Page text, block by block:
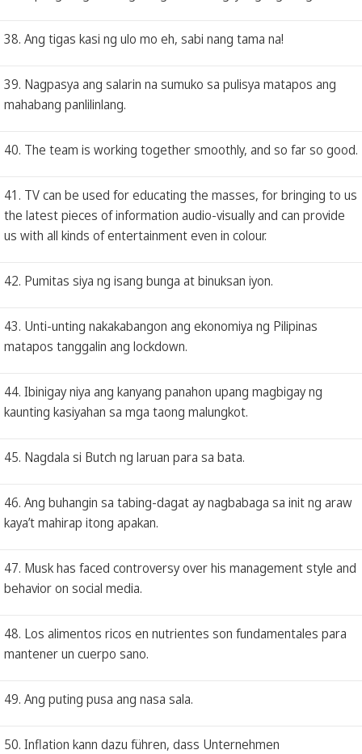
38. Ang tigas kasi ng ulo mo eh, sabi nang tama na!
39. Nagpasya ang salarin na sumuko sa pulisya matapos ang
mahabang panlilinlang.
40. The team is working together smoothly, and so far so good.
41. TV can be used for educating the masses, for bringing to us
the latest pieces of information audio-visually and can provide
us with all kinds of entertainment even in colour.
42. Pumitas siya ng isang bunga at binuksan iyon.
43. Unti-unting nakakabangon ang ekonomiya ng Pilipinas
matapos tanggalin ang lockdown.
44. Ibinigay niya ang kanyang panahon upang magbigay ng
kaunting kasiyahan sa mga taong malungkot.
45. Nagdala si Butch ng laruan para sa bata.
46. Ang buhangin sa tabing-dagat ay nagbabaga sa init ng araw
kaya’t mahirap itong apakan.
47. Musk has faced controversy over his management style and
behavior on social media.
48. Los alimentos ricos en nutrientes son fundamentales para
mantener un cuerpo sano.
49. Ang puting pusa ang nasa sala.
50. Inflation kann dazu führen, dass Unternehmen